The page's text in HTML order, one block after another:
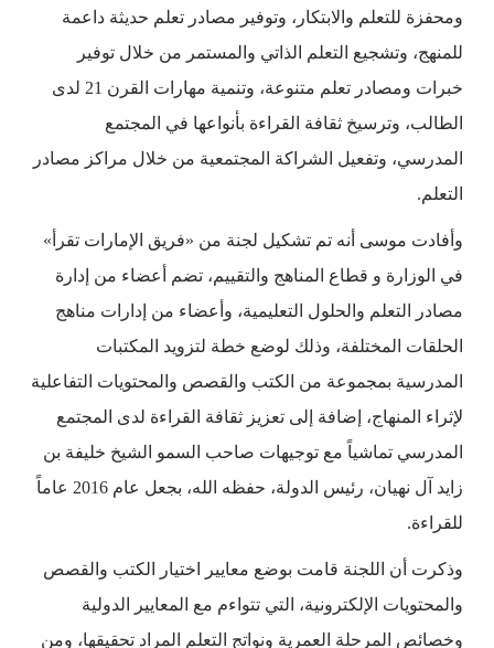
ومحفزة للتعلم والابتكار، وتوفير مصادر تعلم حديثة داعمة
للمنهج، وتشجيع التعلم الذاتي والمستمر من خلال توفير
خبرات ومصادر تعلم متنوعة، وتنمية مهارات القرن 21 لدى
الطالب، وترسيخ ثقافة القراءة بأنواعها في المجتمع
المدرسي، وتفعيل الشراكة المجتمعية من خلال مراكز مصادر
التعلم.
وأفادت موسى أنه تم تشكيل لجنة من «فريق الإمارات تقرأ»
في الوزارة و قطاع المناهج والتقييم، تضم أعضاء من إدارة
مصادر التعلم والحلول التعليمية، وأعضاء من إدارات مناهج
الحلقات المختلفة، وذلك لوضع خطة لتزويد المكتبات
المدرسية بمجموعة من الكتب والقصص والمحتويات التفاعلية
لإثراء المنهاج، إضافة إلى تعزيز ثقافة القراءة لدى المجتمع
المدرسي تماشياً مع توجيهات صاحب السمو الشيخ خليفة بن
زايد آل نهيان، رئيس الدولة، حفظه الله، بجعل عام 2016 عاماً
للقراءة.
وذكرت أن اللجنة قامت بوضع معايير اختيار الكتب والقصص
والمحتويات الإلكترونية، التي تتواءم مع المعايير الدولية
وخصائص المرحلة العمرية ونواتج التعلم المراد تحقيقها، ومن